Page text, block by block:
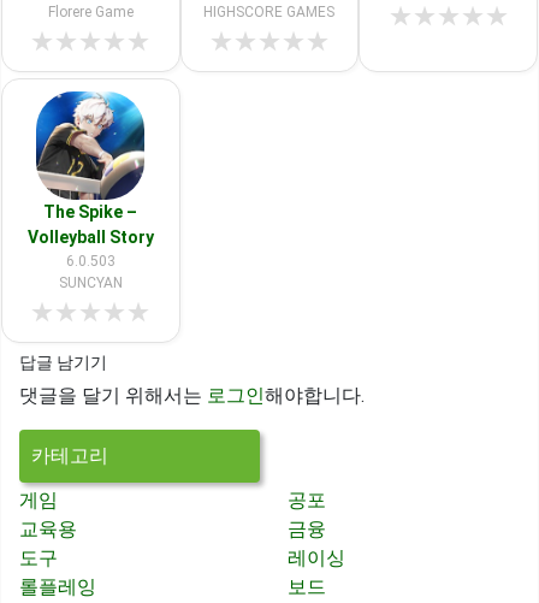
Florere Game
★★★★★
HIGHSCORE GAMES
★★★★★
★★★★★
The Spike –
Volleyball Story
6.0.503
SUNCYAN
★★★★★
답글 남기기
댓글을 달기 위해서는 로그인해야합니다.
카테고리
게임
공포
교육용
금융
도구
레이싱
롤플레잉
보드